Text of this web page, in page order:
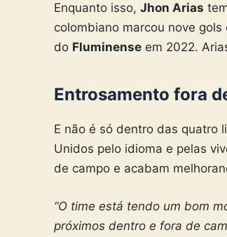
Enquanto isso, Jhon Arias
colombiano marcou nove
do Fluminense em 2022.
Entrosamento fora
E não é só dentro das quatro
Unidos pelo idioma e pelas
de campo e acabam
“O time está tendo um bom
próximos dentro e fora de